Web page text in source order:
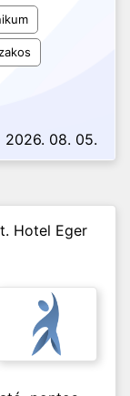
2026. 08. 05.
Hotel Eger